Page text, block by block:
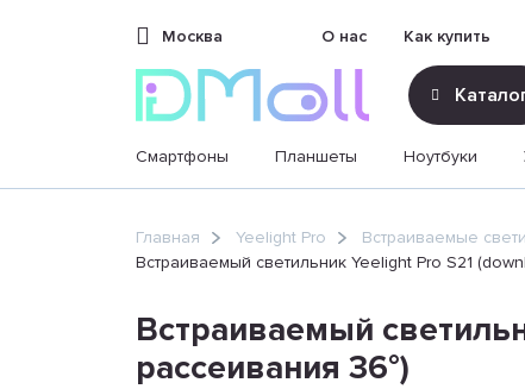
Москва О нас Как купить
Смартфоны Планшеты Ноутбуки
sales@dimoll.ruГлавная Yeelight Pro Встраиваемые
Встраиваемый светильник Yeelight Pro S21
Встраиваемый
рассеивания 36°)